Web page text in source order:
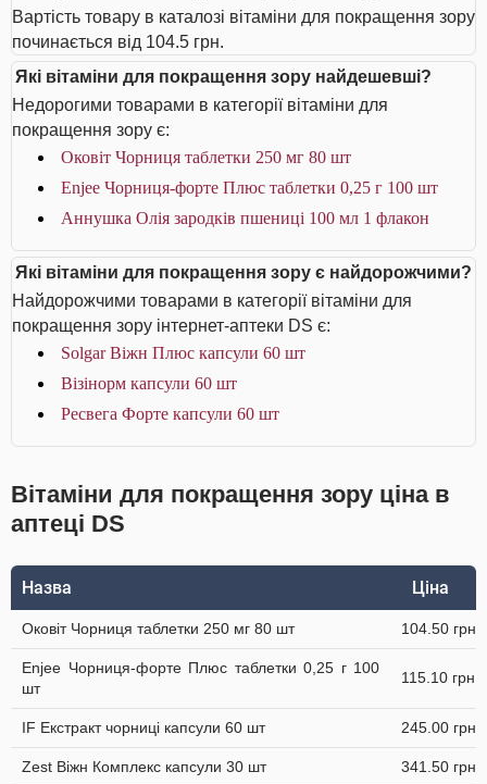
Вартість товару в каталозі вітаміни для покращення зору
починається від 104.5 грн.
Які вітаміни для покращення зору найдешевші?
Недорогими товарами в категорії вітаміни для
покращення зору є:
Оковіт Чорниця таблетки 250 мг 80 шт
Enjee Чорниця-форте Плюс таблетки 0,25 г 100 шт
Аннушка Олія зародків пшениці 100 мл 1 флакон
Які вітаміни для покращення зору є найдорожчими?
Найдорожчими товарами в категорії вітаміни для
покращення зору інтернет-аптеки DS є:
Solgar Віжн Плюс капсули 60 шт
Візінорм капсули 60 шт
Ресвега Форте капсули 60 шт
Вітаміни для покращення зору ціна в
аптеці DS
Назва Ціна
Оковіт Чорниця таблетки 250 мг 80 шт 104.50 грн
Enjee Чорниця-форте Плюс таблетки 0,25 г 100
шт
115.10 грн
IF Екстракт чорниці капсули 60 шт 245.00 грн
Zest Віжн Комплекс капсули 30 шт 341.50 грн